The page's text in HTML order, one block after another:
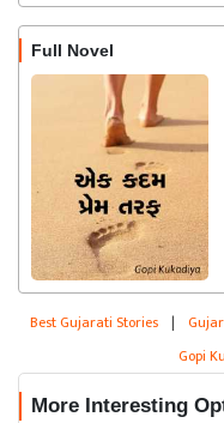
Full Novel
Best Gujarati Stories |
Gopi
More Interesting